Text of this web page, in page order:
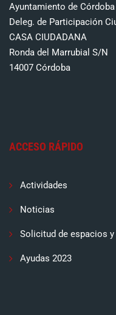
Ayuntamiento de Córdoba
Deleg. de Participación
CASA CIUDADANA
Ronda del Marrubial S/N
14007 Córdoba
ACCESO RÁPIDO
Actividades
Noticias
Solicitud de espacios
Ayudas 2023